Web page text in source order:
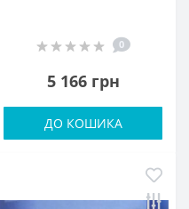
0
5 166 грн
ДО КОШИКА